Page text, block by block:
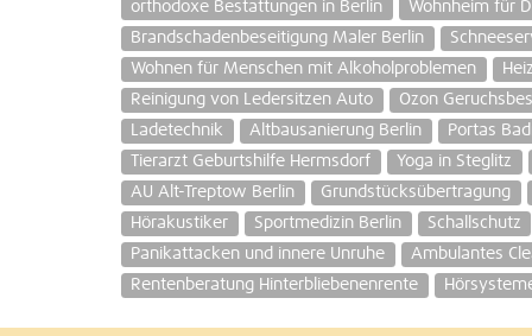
orthodoxe Bestattungen in Berlin
Wohnheim für
Brandschadenbeseitigung Maler Berlin
Wohnen für Menschen mit Alkoholproblemen
Reinigung von Ledersitzen Auto
Ozon
Ladetechnik
Altbausanierung Berlin Portas
Tierarzt Geburtshilfe Hermsdorf
Yoga in Steglitz
AU Alt-Treptow Berlin
Grundstücksübertragung
Hörakustiker
Sportmedizin Berlin Schallschutz
Panikattacken und innere Unruhe
Ambulantes
Rentenberatung Hinterbliebenenrente